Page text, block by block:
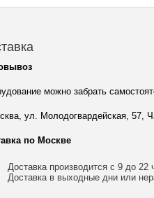
можно забрать
ул. Молодогвардейская, 57,
по Москве
Доставка производится с 9 до 22
Доставка в выходные дни или